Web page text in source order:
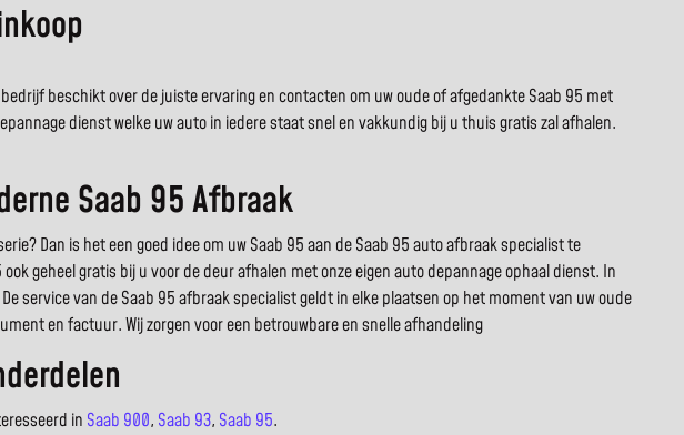
beschikt over de juiste ervaring en contacten om uw oude of afgedankte Saab 95 met
dienst welke uw auto in iedere staat snel en vakkundig bij u thuis gratis zal afhalen.
Saab 95 Afbraak
Dan is het een goed idee om uw Saab 95 aan de Saab 95 auto afbraak specialist te
geheel gratis bij u voor de deur afhalen met onze eigen auto depannage ophaal dienst. In
service van de Saab 95 afbraak specialist geldt in elke plaatsen op het moment van uw oude
en factuur. Wij zorgen voor een betrouwbare en snelle afhandeling
in Saab 900, Saab 93, Saab 95.